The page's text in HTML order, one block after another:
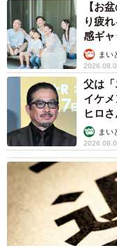
【お
り疲
感ギ
まい
父は
イケ
ヒロ
まい